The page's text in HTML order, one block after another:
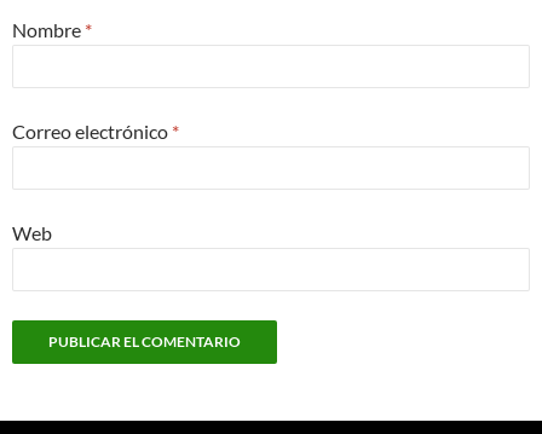
Nombre *
Correo electrónico *
Web